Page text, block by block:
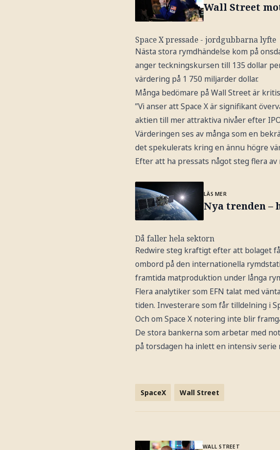
Wall Street
Space X pressade - jordgubbarna lyfte
Nästa stora rymdhändelse kom på
anger teckningskursen till 135 dollar
värdering på 1 750 miljarder dollar.
Många bedömare på Wall Street är
”Vi anser att Space X är signifikant
aktien till mer attraktiva nivåer efter
Värderingen ses av många som en
det spekulerats kring en ännu högre
Efter att ha pressats något steg flera
LÄS MER
Nya trenden
Då faller hela sektorn
Redwire steg kraftigt efter att bolaget
ombord på den internationella
framtida matproduktion under långa
Flera analytiker som EFN talat med
tiden. Investerare som får tilldelning i
Och om Space X notering inte blir
De stora bankerna som arbetar med
på torsdagen ha inlett en intensiv
SpaceX Wall Street
WALL STREET